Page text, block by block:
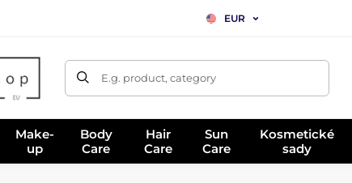
EUR
E.g. product, category
Make-
up
Body
Care
Hair
Care
Sun
Care
Kosmetické
sady